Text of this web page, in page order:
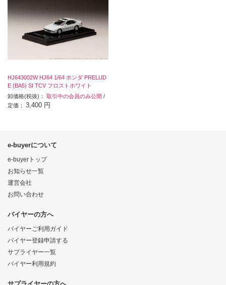
HJ643002W HJ64 1/64 ホンダ PRELUD
E (BA5) SI TCV フロストホワイト
卸価格(税抜)： 取引中の会員のみ公開 /
定価： 3,400 円
e-buyerについて
e-buyerトップ
お知らせ一覧
運営会社
お問い合わせ
バイヤーの方へ
バイヤーご利用ガイド
バイヤー登録申請する
サプライヤー一覧
バイヤー利用規約